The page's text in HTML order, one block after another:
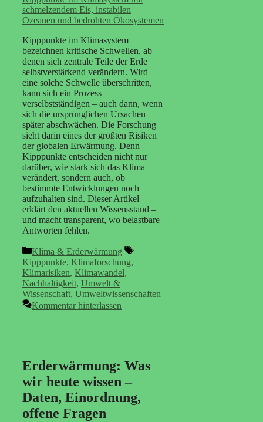
Kipppunkte im Klimasystem
bezeichnen kritische Schwellen, ab
denen sich zentrale Teile der Erde
selbstverstärkend verändern. Wird
eine solche Schwelle überschritten,
kann sich ein Prozess
verselbstständigen – auch dann, wenn
sich die ursprünglichen Ursachen
später abschwächen. Die Forschung
sieht darin eines der größten Risiken
der globalen Erwärmung. Denn
Kipppunkte entscheiden nicht nur
darüber, wie stark sich das Klima
verändert, sondern auch, ob
bestimmte Entwicklungen noch
aufzuhalten sind. Dieser Artikel
erklärt den aktuellen Wissensstand –
und macht transparent, wo belastbare
Antworten fehlen.
Kategorien
Klima & Erderwärmung
Schlagwörter
Kipppunkte, Klimaforschung,
Klimarisiken, Klimawandel,
Nachhaltigkeit, Umwelt &
Wissenschaft, Umweltwissenschaften
Kommentar hinterlassen
Erderwärmung: Was
wir heute wissen –
Daten, Einordnung,
offene Fragen